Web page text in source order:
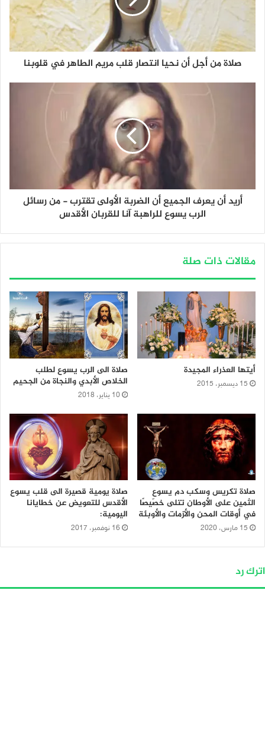
صلاة من أجل أن نحيا انتصار قلب مريم الطاهر في قلوبنا
أريد أن يعرف الجميع أن الضربة الأولى تقترب - من رسائل
الرب يسوع للراهبة آنا للقربان الأقدس
مقالات ذات صلة
أيتها العذراء المجيدة
15 ديسمبر، 2015
صلاة الى الرب يسوع لطلب
الخلاص الأبدي والنجاة من الجحيم
10 يناير، 2018
صلاة تكريس وسكب دم يسوع
الثمين على الأوطان تتلى خصّيصًا
في أوقات المحن والأزمات والأوبئة
15 مارس، 2020
صلاة يومية قصيرة الى قلب يسوع
الأقدس للتعويض عن خطايانا
اليومية:
16 نوفمبر، 2017
اترك رد